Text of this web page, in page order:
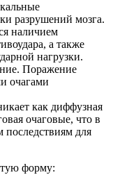
разрушений мозга.
наличием
а также
нагрузки.
Поражение
очагами
как диффузная
очаговые, что в
для
форму: